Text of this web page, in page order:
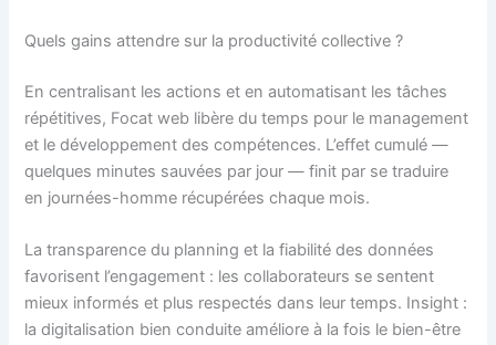
Quels gains attendre sur la productivité collective ?
En centralisant les actions et en automatisant les tâches
répétitives, Focat web libère du temps pour le management
et le développement des compétences. L’effet cumulé —
quelques minutes sauvées par jour — finit par se traduire
en journées-homme récupérées chaque mois.
La transparence du planning et la fiabilité des données
favorisent l’engagement : les collaborateurs se sentent
mieux informés et plus respectés dans leur temps. Insight :
la digitalisation bien conduite améliore à la fois le bien-être